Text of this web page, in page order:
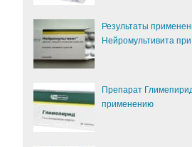
Результаты
Нейромультивита
Препарат
применению